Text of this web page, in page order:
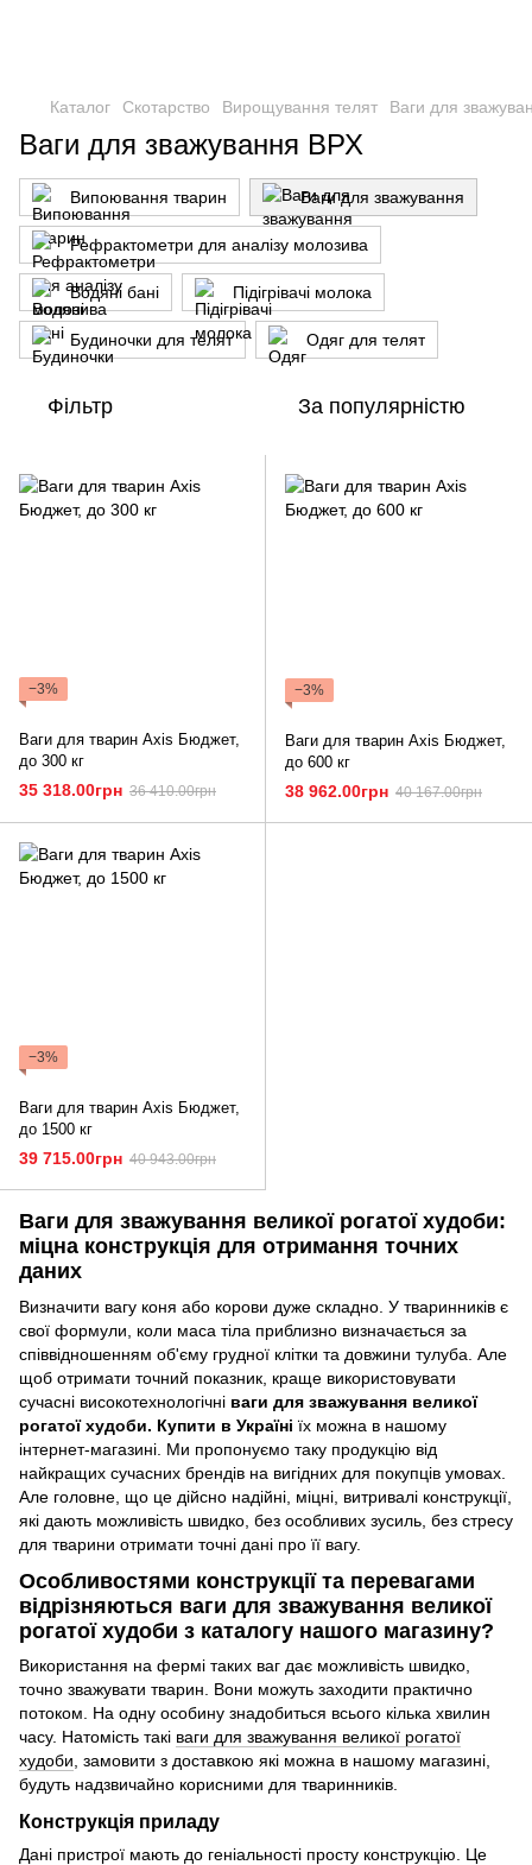
Каталог Скотарство Вирощування телят Ваги для
Ваги для зважування ВРХ
Випоювання тварин Ваги для зважування
Рефрактометри для аналізу молозива
Водяні бані Підігрівачі молока
Будиночки для телят Одяг для телят
Фільтр За популярністю
−3%
Ваги для тварин Axis Бюджет,
до 300 кг
35 318.00грн 36 410.00грн
−3%
Ваги для тварин Axis Бюджет,
до 600 кг
38 962.00грн 40 167.00грн
−3%
Ваги для тварин Axis Бюджет,
до 1500 кг
39 715.00грн 40 943.00грн
Ваги для зважування великої рогатої худоби:
міцна конструкція для отримання точних
даних
Визначити вагу коня або корови дуже складно. У тваринників є
свої формули, коли маса тіла приблизно визначається за
співвідношенням об'єму грудної клітки та довжини тулуба. Але
щоб отримати точний показник, краще використовувати
сучасні високотехнологічні ваги для зважування великої
рогатої худоби. Купити в Україні їх можна в нашому
інтернет-магазині. Ми пропонуємо таку продукцію від
найкращих сучасних брендів на вигідних для покупців умовах.
Але головне, що це дійсно надійні, міцні, витривалі конструкції,
які дають можливість швидко, без особливих зусиль, без стресу
для тварини отримати точні дані про її вагу.
Особливостями конструкції та перевагами
відрізняються ваги для зважування великої
рогатої худоби з каталогу нашого магазину?
Використання на фермі таких ваг дає можливість швидко,
точно зважувати тварин. Вони можуть заходити практично
потоком. На одну особину знадобиться всього кілька хвилин
часу. Натомість такі ваги для зважування великої рогатої
худоби, замовити з доставкою які можна в нашому магазині,
будуть надзвичайно корисними для тваринників.
Конструкція приладу
Дані пристрої мають до геніальності просту конструкцію. Це